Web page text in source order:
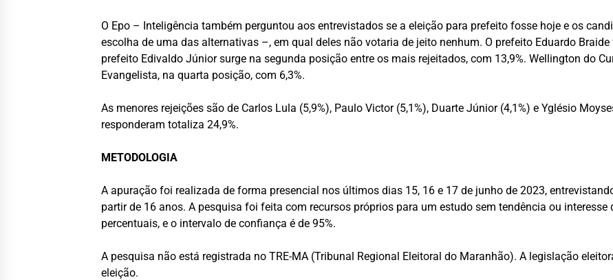
O Epo – Inteligência também perguntou aos entrevistados se a eleição para prefeito fosse hoje e os
escolha de uma das alternativas –, em qual deles não votaria de jeito nenhum. O prefeito Eduardo
prefeito Edivaldo Júnior surge na segunda posição entre os mais rejeitados, com 13,9%. Wellington do
Evangelista, na quarta posição, com 6,3%.
As menores rejeições são de Carlos Lula (5,9%), Paulo Victor (5,1%), Duarte Júnior (4,1%) e Yglésio
responderam totaliza 24,9%.
METODOLOGIA
A apuração foi realizada de forma presencial nos últimos dias 15, 16 e 17 de junho de 2023,
partir de 16 anos. A pesquisa foi feita com recursos próprios para um estudo sem tendência ou
percentuais, e o intervalo de confiança é de 95%.
A pesquisa não está registrada no TRE-MA (Tribunal Regional Eleitoral do Maranhão). A legislação
eleição.